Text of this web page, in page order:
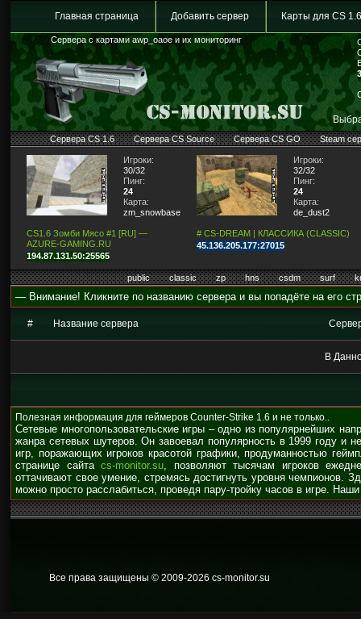
Главная страница Добавить сервер Карты для CS 1.6
Сервера с картами awp_oaoe и их мониторинг
Сервера CS 1.6 Сервера CS Source Сервера CS GO Steam
Игроки:
30/32
Пинг:
24
Карта:
zm_snowbase
CS1.6 Зомби Мясо #1 [RU] —
AZURE-GAMING.RU
194.87.131.50:25565
Игроки:
32/32
Пинг:
24
Карта:
de_dust2
# CS-DREAM | КЛАССИКА (CLASSIC)
45.136.205.177:27015
public classic zp hns csdm surf
— Внимание! Кликните по названию сервера и вы попадёте на его
# Название сервера
В
Полезная информация для геймеров Counter-Strike 1.6 и не только..
Сетевые многопользовательские игры – одно из популярнейших
жанра сетевых шутеров. Он завоевал популярность в 1999 году и
игр, поражающих игроков красотой графики, продуманностью
странице сайта cs-monitor.su, позволяют тысячам игроков
оттачивают свое умение, стремясь достигнуть уровня чемпионов.
можно просто расслабиться, проведя пару-тройку часов в игре.
Все права защищены © 2009-2026 cs-monitor.su